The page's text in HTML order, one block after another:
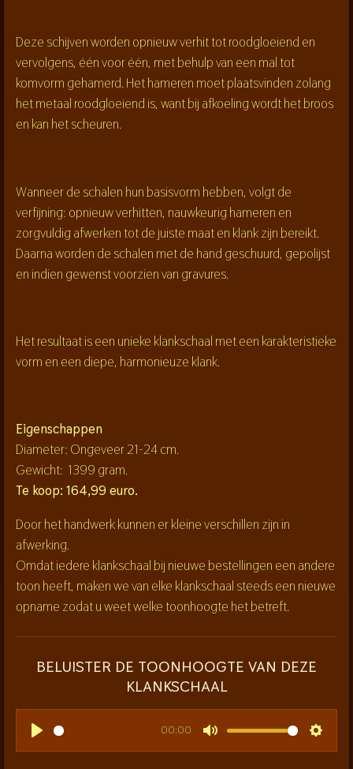
Deze schijven worden opnieuw verhit tot roodgloeiend en
vervolgens, één voor één, met behulp van een mal tot
komvorm gehamerd. Het hameren moet plaatsvinden zolang
het metaal roodgloeiend is, want bij afkoeling wordt het broos
en kan het scheuren.
Wanneer de schalen hun basisvorm hebben, volgt de
verfijning: opnieuw verhitten, nauwkeurig hameren en
zorgvuldig afwerken tot de juiste maat en klank zijn bereikt.
Daarna worden de schalen met de hand geschuurd, gepolijst
en indien gewenst voorzien van gravures.
Het resultaat is een unieke klankschaal met een karakteristieke
vorm en een diepe, harmonieuze klank.
Eigenschappen
Diameter: Ongeveer 21-24 cm.
Gewicht: 1399 gram.
Te koop: 164,99 euro.
Door het handwerk kunnen er kleine verschillen zijn in
afwerking.
Omdat iedere klankschaal bij nieuwe bestellingen een andere
toon heeft, maken we van elke klankschaal steeds een nieuwe
opname zodat u weet welke toonhoogte het betreft.
BELUISTER DE TOONHOOGTE VAN DEZE
KLANKSCHAAL
P
00:00
M
S